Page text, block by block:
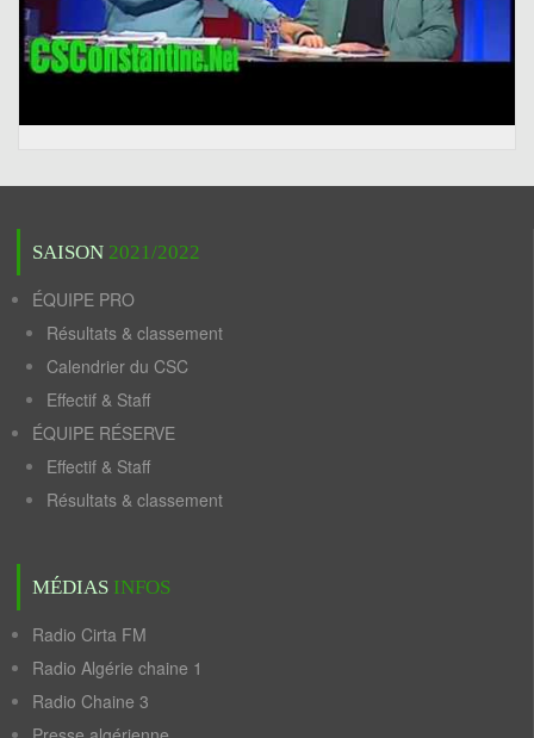
SAISON 2021/2022
ÉQUIPE PRO
Résultats & classement
Calendrier du CSC
Effectif & Staff
ÉQUIPE RÉSERVE
Effectif & Staff
Résultats & classement
MÉDIAS INFOS
Radio Cirta FM
Radio Algérie chaine 1
Radio Chaine 3